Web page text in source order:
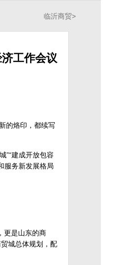
临沂商贸>
工作会议
的烙印，都续写
”“建成开放包容
服务新发展格局
更是山东的商
城总体规划，配